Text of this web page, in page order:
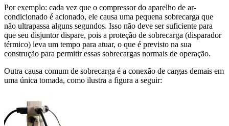
Por exemplo: cada vez que o compressor do aparelho de ar-
condicionado é acionado, ele causa uma pequena sobrecarga que
não ultrapassa alguns segundos. Isso não deve ser suficiente para
que seu disjuntor dispare, pois a proteção de sobrecarga (disparador
térmico) leva um tempo para atuar, o que é previsto na sua
construção para permitir essas sobrecargas normais de operação.
Outra causa comum de sobrecarga é a conexão de cargas demais em
uma única tomada, como ilustra a figura a seguir: